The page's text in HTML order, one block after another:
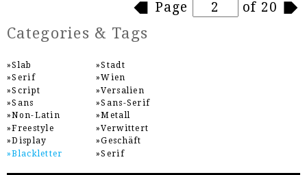
Page of 20
Categories & Tags
Slab
Serif
Script
Sans
Non-Latin
Freestyle
Display
Blackletter
Stadt
Wien
Versalien
Sans-Serif
Metall
Verwittert
Geschäft
Serif